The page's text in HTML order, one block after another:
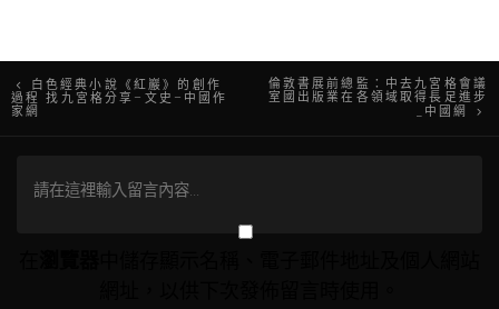
文
章
導
白色經典小說《紅巖》的創作
過程 找九宮格分享–文史–中國作
家網
倫敦書展前總監：中去九宮格會議
室國出版業在各領域取得長足進步
_中國網